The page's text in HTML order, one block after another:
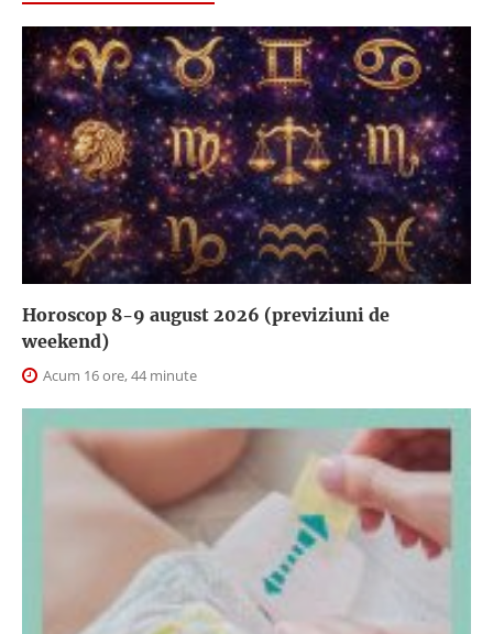
Horoscop 8-9 august 2026 (previziuni de
weekend)
Acum 16 ore, 44 minute